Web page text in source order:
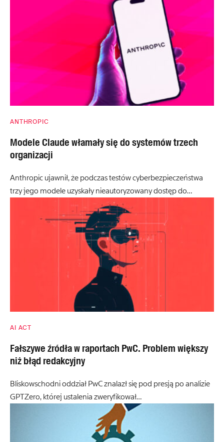
ANTHROPIC
Modele Claude włamały się do systemów trzech
organizacji
Anthropic ujawnił, że podczas testów cyberbezpieczeństwa
trzy jego modele uzyskały nieautoryzowany dostęp do…
AI ACT
Fałszywe źródła w raportach PwC. Problem większy
niż błąd redakcyjny
Bliskowschodni oddział PwC znalazł się pod presją po analizie
GPTZero, której ustalenia zweryfikował…